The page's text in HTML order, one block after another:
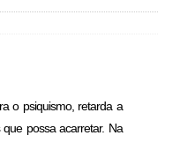
o psiquismo, retarda a
possa acarretar. Na